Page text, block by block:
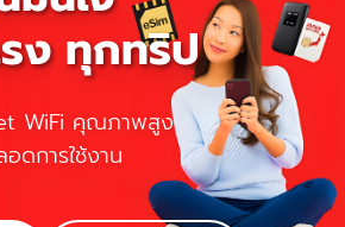
ง ทุกทริป
WiFi คุณภาพสูง
ดการใช้งาน